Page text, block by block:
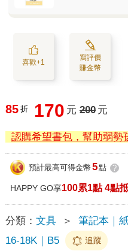
喜歡+1
寫評價
賺金幣
85 折 170 元 200 元
認購希望書包，幫助弱勢
預計最高可得金幣 5點 ?
HAPPY GO享100累1點 4點
分類： 文具 ＞ 筆記本｜
16-18K｜B5
追蹤